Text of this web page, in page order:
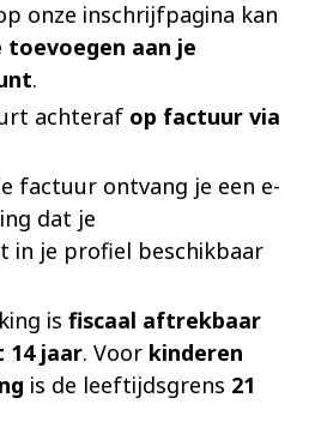
onze inschrijfpagina kan
toevoegen aan je
.
achteraf op factuur via
factuur ontvang je een e-
dat je
in je profiel beschikbaar
is fiscaal aftrekbaar
jaar. Voor kinderen
is de leeftijdsgrens 21